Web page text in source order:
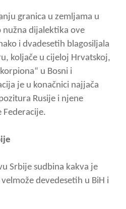
granica u zemljama u
nužna dijalektika ove
i dvadesetih blagosiljala
koljače u cijeloj Hrvatskoj,
u Bosni i
je u konačnici najjača
Rusije i njene
Federacije.
Srbije sudbina kakva je
devedesetih u BiH i